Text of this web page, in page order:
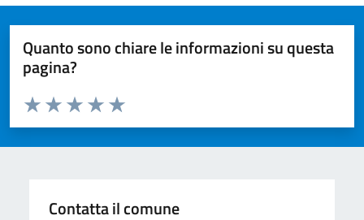
Quanto sono chiare le informazioni su questa
pagina?
Valuta da 1 a 5 stelle la pagina
Valuta 5 stelle su 5
Valuta 4 stelle su 5
Valuta 3 stelle su 5
Valuta 2 stelle su 5
Valuta 1 stelle su 5
Contatta il comune